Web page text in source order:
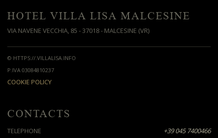
HOTEL VILLA LISA MALCESINE
VIA NAVENE VECCHIA, 85 - 37018 - MALCESINE (VR)
© HTTPS://.VILLALISA.INFO
P.IVA 03084810237
COOKIE POLICY
CONTACTS
TELEPHONE
+39 045 7400466